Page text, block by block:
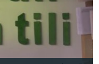
available